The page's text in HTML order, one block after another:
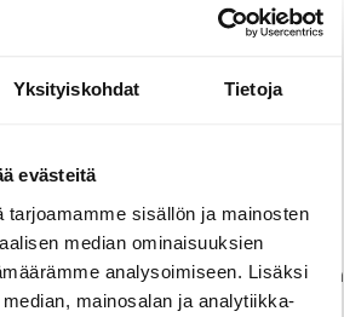
Yksityiskohdat Tietoja
evästeitä
tarjoamamme sisällön ja mainosten
median ominaisuuksien
analysoimiseen. Lisäksi
mainosalan ja analytiikka-
yhdessä muiden kamppailulajien
vastuullista toimintaa
Olympiakomitea ja
ottamaan koronarokotteen.
samalla auttaa yhteiskuntaa ja
avattuna. Tulosta pdf-
on […]